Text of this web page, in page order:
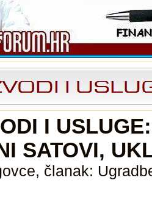
I
SATOVI,
članak: